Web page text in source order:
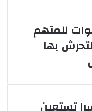
3 سنوات للمتهم
بها